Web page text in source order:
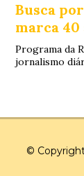
Busca
marca
Programa da
jornalismo
©